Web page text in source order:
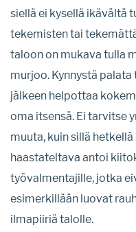
siellä ei kysellä ikävältä
tekemisten tai
taloon on mukava tulla
murjoo. Kynnystä
jälkeen helpottaa
oma itsensä. Ei tarvitse
muuta, kuin sillä
haastateltava antoi
työvalmentajille, jotka
esimerkillään luovat
ilmapiiriä talolle.